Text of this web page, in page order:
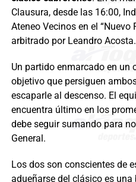
Clausura, desde las 16:00,
Ateneo Vecinos en el “Nuevo
arbitrado por Leandro Acosta.
Un partido enmarcado en un
objetivo que persiguen
escaparle al descenso. El
encuentra último en los
debe seguir sumando para
General.
Los dos son conscientes de
adueñarse del clásico es